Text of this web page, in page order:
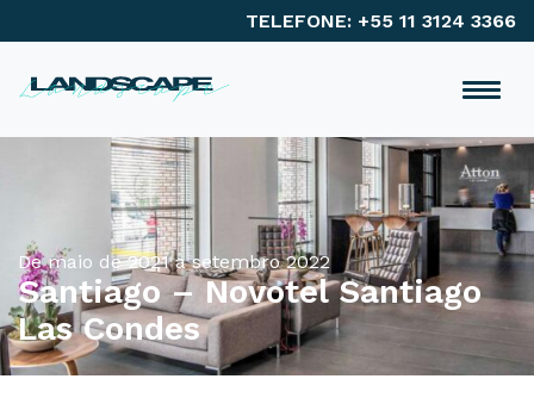
TELEFONE: +55 11 3124 3366
De maio de 2021 a setembro 2022
Santiago – Novotel Santiago
Las Condes